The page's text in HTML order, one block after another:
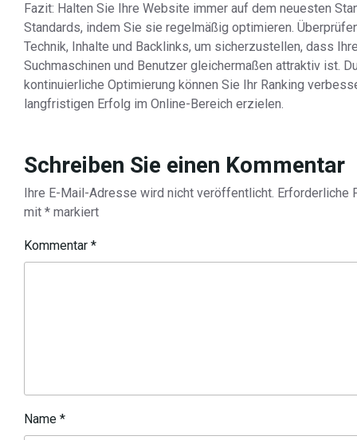
Fazit: Halten Sie Ihre Website immer auf dem neuesten
Standards, indem Sie sie regelmäßig optimieren.
Technik, Inhalte und Backlinks, um sicherzustellen, dass
Suchmaschinen und Benutzer gleichermaßen attraktiv ist.
kontinuierliche Optimierung können Sie Ihr Ranking
langfristigen Erfolg im Online-Bereich erzielen.
Schreiben Sie einen Kommentar
Ihre E-Mail-Adresse wird nicht veröffentlicht. Erforderliche
mit * markiert
Kommentar *
Name *